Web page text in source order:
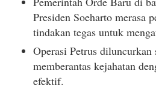
Presiden Soeharto merasa
tindakan tegas untuk
Operasi Petrus
memberantas kejahatan
efektif.